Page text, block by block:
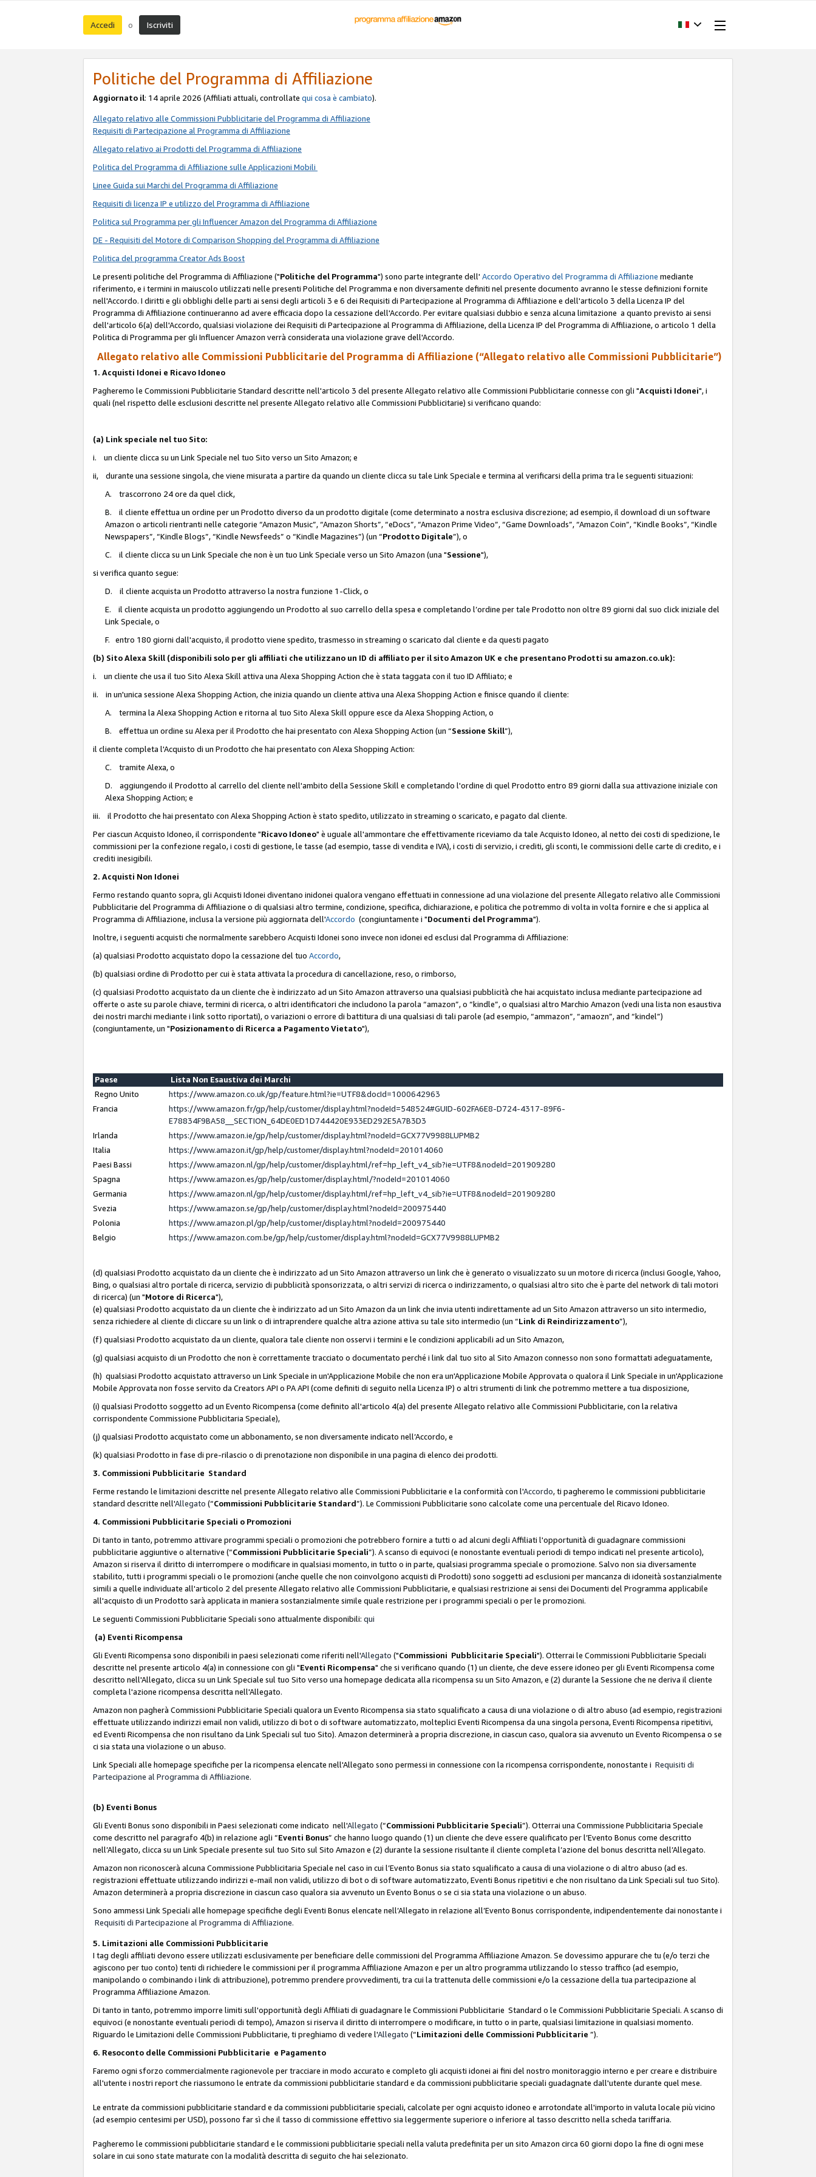
Accedi o Iscriviti
Politiche del Programma di Affiliazione
Aggiornato il: 14 aprile 2026 (Affiliati attuali, controllate qui cosa è cambiato).
Allegato relativo alle Commissioni Pubblicitarie del Programma di Affiliazione
Requisiti di Partecipazione al Programma di Affiliazione
Allegato relativo ai Prodotti del Programma di Affiliazione
Politica del Programma di Affiliazione sulle Applicazioni Mobili
Linee Guida sui Marchi del Programma di Affiliazione
Requisiti di licenza IP e utilizzo del Programma di Affiliazione
Politica sul Programma per gli Influencer Amazon del Programma di Affiliazione
DE - Requisiti del Motore di Comparison Shopping del Programma di Affiliazione
Politica del programma Creator Ads Boost
Le presenti politiche del Programma di Affiliazione ("Politiche del Programma") sono parte integrante dell' Accordo Operativo del Programma di Affiliazione mediante
riferimento, e i termini in maiuscolo utilizzati nelle presenti Politiche del Programma e non diversamente definiti nel presente documento avranno le stesse definizioni fornite
nell'Accordo. I diritti e gli obblighi delle parti ai sensi degli articoli 3 e 6 dei Requisiti di Partecipazione al Programma di Affiliazione e dell'articolo 3 della Licenza IP del
Programma di Affiliazione continueranno ad avere efficacia dopo la cessazione dell'Accordo. Per evitare qualsiasi dubbio e senza alcuna limitazione a quanto previsto ai sensi
dell'articolo 6(a) dell'Accordo, qualsiasi violazione dei Requisiti di Partecipazione al Programma di Affiliazione, della Licenza IP del Programma di Affiliazione, o articolo 1 della
Politica di Programma per gli Influencer Amazon verrà considerata una violazione grave dell'Accordo.
Allegato relativo alle Commissioni Pubblicitarie del Programma di Affiliazione (“Allegato relativo alle Commissioni Pubblicitarie”)
1. Acquisti Idonei e Ricavo Idoneo
Pagheremo le Commissioni Pubblicitarie Standard descritte nell'articolo 3 del presente Allegato relativo alle Commissioni Pubblicitarie connesse con gli "Acquisti Idonei", i
quali (nel rispetto delle esclusioni descritte nel presente Allegato relativo alle Commissioni Pubblicitarie) si verificano quando:
(a) Link speciale nel tuo Sito:
i. un cliente clicca su un Link Speciale nel tuo Sito verso un Sito Amazon; e
ii, durante una sessione singola, che viene misurata a partire da quando un cliente clicca su tale Link Speciale e termina al verificarsi della prima tra le seguenti situazioni:
A. trascorrono 24 ore da quel click,
B. il cliente effettua un ordine per un Prodotto diverso da un prodotto digitale (come determinato a nostra esclusiva discrezione; ad esempio, il download di un software
Amazon o articoli rientranti nelle categorie “Amazon Music”, “Amazon Shorts”, “eDocs”, “Amazon Prime Video”, “Game Downloads”, “Amazon Coin”, “Kindle Books”, “Kindle
Newspapers”, “Kindle Blogs”, “Kindle Newsfeeds” o “Kindle Magazines”) (un “Prodotto Digitale”), o
C. il cliente clicca su un Link Speciale che non è un tuo Link Speciale verso un Sito Amazon (una "Sessione"),
si verifica quanto segue:
D. il cliente acquista un Prodotto attraverso la nostra funzione 1-Click, o
E. il cliente acquista un prodotto aggiungendo un Prodotto al suo carrello della spesa e completando l’ordine per tale Prodotto non oltre 89 giorni dal suo click iniziale del
Link Speciale, o
F. entro 180 giorni dall'acquisto, il prodotto viene spedito, trasmesso in streaming o scaricato dal cliente e da questi pagato
(b) Sito Alexa Skill (disponibili solo per gli affiliati che utilizzano un ID di affiliato per il sito Amazon UK e che presentano Prodotti su amazon.co.uk):
i. un cliente che usa il tuo Sito Alexa Skill attiva una Alexa Shopping Action che è stata taggata con il tuo ID Affiliato; e
ii. in un'unica sessione Alexa Shopping Action, che inizia quando un cliente attiva una Alexa Shopping Action e finisce quando il cliente:
A. termina la Alexa Shopping Action e ritorna al tuo Sito Alexa Skill oppure esce da Alexa Shopping Action, o
B. effettua un ordine su Alexa per il Prodotto che hai presentato con Alexa Shopping Action (un “Sessione Skill”),
il cliente completa l'Acquisto di un Prodotto che hai presentato con Alexa Shopping Action:
C. tramite Alexa, o
D. aggiungendo il Prodotto al carrello del cliente nell'ambito della Sessione Skill e completando l'ordine di quel Prodotto entro 89 giorni dalla sua attivazione iniziale con
Alexa Shopping Action; e
iii. il Prodotto che hai presentato con Alexa Shopping Action è stato spedito, utilizzato in streaming o scaricato, e pagato dal cliente.
Per ciascun Acquisto Idoneo, il corrispondente "Ricavo Idoneo" è uguale all'ammontare che effettivamente riceviamo da tale Acquisto Idoneo, al netto dei costi di spedizione, le
commissioni per la confezione regalo, i costi di gestione, le tasse (ad esempio, tasse di vendita e IVA), i costi di servizio, i crediti, gli sconti, le commissioni delle carte di credito, e i
crediti inesigibili.
2. Acquisti Non Idonei
Fermo restando quanto sopra, gli Acquisti Idonei diventano inidonei qualora vengano effettuati in connessione ad una violazione del presente Allegato relativo alle Commissioni
Pubblicitarie del Programma di Affiliazione o di qualsiasi altro termine, condizione, specifica, dichiarazione, e politica che potremmo di volta in volta fornire e che si applica al
Programma di Affiliazione, inclusa la versione più aggiornata dell'Accordo (congiuntamente i "Documenti del Programma").
Inoltre, i seguenti acquisti che normalmente sarebbero Acquisti Idonei sono invece non idonei ed esclusi dal Programma di Affiliazione:
(a) qualsiasi Prodotto acquistato dopo la cessazione del tuo Accordo,
(b) qualsiasi ordine di Prodotto per cui è stata attivata la procedura di cancellazione, reso, o rimborso,
(c) qualsiasi Prodotto acquistato da un cliente che è indirizzato ad un Sito Amazon attraverso una qualsiasi pubblicità che hai acquistato inclusa mediante partecipazione ad
offerte o aste su parole chiave, termini di ricerca, o altri identificatori che includono la parola “amazon”, o “kindle”, o qualsiasi altro Marchio Amazon (vedi una lista non esaustiva
dei nostri marchi mediante i link sotto riportati), o variazioni o errore di battitura di una qualsiasi di tali parole (ad esempio, “ammazon”, “amaozn”, and “kindel”)
(congiuntamente, un "Posizionamento di Ricerca a Pagamento Vietato"),
Paese
Lista Non Esaustiva dei Marchi
Regno Unito
https://www.amazon.co.uk/gp/feature.html?ie=UTF8&docId=1000642963
Francia
https://www.amazon.fr/gp/help/customer/display.html?nodeId=548524#GUID-602FA6E8-D724-4317-89F6-
E78834F9BA58__SECTION_64DE0ED1D744420E933ED292E5A7B3D3
Irlanda
https://www.amazon.ie/gp/help/customer/display.html?nodeId=GCX77V9988LUPMB2
Italia
https://www.amazon.it/gp/help/customer/display.html?nodeId=201014060
Paesi Bassi
https://www.amazon.nl/gp/help/customer/display.html/ref=hp_left_v4_sib?ie=UTF8&nodeId=201909280
Spagna
https://www.amazon.es/gp/help/customer/display.html/?nodeId=201014060
Germania
https://www.amazon.nl/gp/help/customer/display.html/ref=hp_left_v4_sib?ie=UTF8&nodeId=201909280
Svezia
https://www.amazon.se/gp/help/customer/display.html?nodeId=200975440
Polonia
https://www.amazon.pl/gp/help/customer/display.html?nodeId=200975440
Belgio
https://www.amazon.com.be/gp/help/customer/display.html?nodeId=GCX77V9988LUPMB2
(d) qualsiasi Prodotto acquistato da un cliente che è indirizzato ad un Sito Amazon attraverso un link che è generato o visualizzato su un motore di ricerca (inclusi Google, Yahoo,
Bing, o qualsiasi altro portale di ricerca, servizio di pubblicità sponsorizzata, o altri servizi di ricerca o indirizzamento, o qualsiasi altro sito che è parte del network di tali motori
di ricerca) (un "Motore di Ricerca"),
(e) qualsiasi Prodotto acquistato da un cliente che è indirizzato ad un Sito Amazon da un link che invia utenti indirettamente ad un Sito Amazon attraverso un sito intermedio,
senza richiedere al cliente di cliccare su un link o di intraprendere qualche altra azione attiva su tale sito intermedio (un “Link di Reindirizzamento”),
(f) qualsiasi Prodotto acquistato da un cliente, qualora tale cliente non osservi i termini e le condizioni applicabili ad un Sito Amazon,
(g) qualsiasi acquisto di un Prodotto che non è correttamente tracciato o documentato perché i link dal tuo sito al Sito Amazon connesso non sono formattati adeguatamente,
(h) qualsiasi Prodotto acquistato attraverso un Link Speciale in un'Applicazione Mobile che non era un'Applicazione Mobile Approvata o qualora il Link Speciale in un'Applicazione
Mobile Approvata non fosse servito da Creators API o PA API (come definiti di seguito nella Licenza IP) o altri strumenti di link che potremmo mettere a tua disposizione,
(i) qualsiasi Prodotto soggetto ad un Evento Ricompensa (come definito all'articolo 4(a) del presente Allegato relativo alle Commissioni Pubblicitarie, con la relativa
corrispondente Commissione Pubblicitaria Speciale),
(j) qualsiasi Prodotto acquistato come un abbonamento, se non diversamente indicato nell’Accordo, e
(k) qualsiasi Prodotto in fase di pre-rilascio o di prenotazione non disponibile in una pagina di elenco dei prodotti.
3. Commissioni Pubblicitarie Standard
Ferme restando le limitazioni descritte nel presente Allegato relativo alle Commissioni Pubblicitarie e la conformità con l'Accordo, ti pagheremo le commissioni pubblicitarie
standard descritte nell'Allegato (“Commissioni Pubblicitarie Standard”). Le Commissioni Pubblicitarie sono calcolate come una percentuale del Ricavo Idoneo.
4. Commissioni Pubblicitarie Speciali o Promozioni
Di tanto in tanto, potremmo attivare programmi speciali o promozioni che potrebbero fornire a tutti o ad alcuni degli Affiliati l'opportunità di guadagnare commissioni
pubblicitarie aggiuntive o alternative (“Commissioni Pubblicitarie Speciali”). A scanso di equivoci (e nonostante eventuali periodi di tempo indicati nel presente articolo),
Amazon si riserva il diritto di interrompere o modificare in qualsiasi momento, in tutto o in parte, qualsiasi programma speciale o promozione. Salvo non sia diversamente
stabilito, tutti i programmi speciali o le promozioni (anche quelle che non coinvolgono acquisti di Prodotti) sono soggetti ad esclusioni per mancanza di idoneità sostanzialmente
simili a quelle individuate all'articolo 2 del presente Allegato relativo alle Commissioni Pubblicitarie, e qualsiasi restrizione ai sensi dei Documenti del Programma applicabile
all'acquisto di un Prodotto sarà applicata in maniera sostanzialmente simile quale restrizione per i programmi speciali o per le promozioni.
Le seguenti Commissioni Pubblicitarie Speciali sono attualmente disponibili: qui
(a) Eventi Ricompensa
Gli Eventi Ricompensa sono disponibili in paesi selezionati come riferiti nell'Allegato ("Commissioni Pubblicitarie Speciali"). Otterrai le Commissioni Pubblicitarie Speciali
descritte nel presente articolo 4(a) in connessione con gli "Eventi Ricompensa" che si verificano quando (1) un cliente, che deve essere idoneo per gli Eventi Ricompensa come
descritto nell'Allegato, clicca su un Link Speciale sul tuo Sito verso una homepage dedicata alla ricompensa su un Sito Amazon, e (2) durante la Sessione che ne deriva il cliente
completa l'azione ricompensa descritta nell'Allegato.
Amazon non pagherà Commissioni Pubblicitarie Speciali qualora un Evento Ricompensa sia stato squalificato a causa di una violazione o di altro abuso (ad esempio, registrazioni
effettuate utilizzando indirizzi email non validi, utilizzo di bot o di software automatizzato, molteplici Eventi Ricompensa da una singola persona, Eventi Ricompensa ripetitivi,
ed Eventi Ricompensa che non risultano da Link Speciali sul tuo Sito). Amazon determinerà a propria discrezione, in ciascun caso, qualora sia avvenuto un Evento Ricompensa o se
ci sia stata una violazione o un abuso.
Link Speciali alle homepage specifiche per la ricompensa elencate nell'Allegato sono permessi in connessione con la ricompensa corrispondente, nonostante i Requisiti di
Partecipazione al Programma di Affiliazione.
(b) Eventi Bonus
Gli Eventi Bonus sono disponibili in Paesi selezionati come indicato nell'Allegato (“Commissioni Pubblicitarie Speciali”). Otterrai una Commissione Pubblicitaria Speciale
come descritto nel paragrafo 4(b) in relazione agli “Eventi Bonus” che hanno luogo quando (1) un cliente che deve essere qualificato per l’Evento Bonus come descritto
nell’Allegato, clicca su un Link Speciale presente sul tuo Sito sul Sito Amazon e (2) durante la sessione risultante il cliente completa l’azione del bonus descritta nell’Allegato.
Amazon non riconoscerà alcuna Commissione Pubblicitaria Speciale nel caso in cui l’Evento Bonus sia stato squalificato a causa di una violazione o di altro abuso (ad es.
registrazioni effettuate utilizzando indirizzi e-mail non validi, utilizzo di bot o di software automatizzato, Eventi Bonus ripetitivi e che non risultano da Link Speciali sul tuo Sito).
Amazon determinerà a propria discrezione in ciascun caso qualora sia avvenuto un Evento Bonus o se ci sia stata una violazione o un abuso.
Sono ammessi Link Speciali alle homepage specifiche degli Eventi Bonus elencate nell’Allegato in relazione all’Evento Bonus corrispondente, indipendentemente dai nonostante i
Requisiti di Partecipazione al Programma di Affiliazione.
5. Limitazioni alle Commissioni Pubblicitarie
I tag degli affiliati devono essere utilizzati esclusivamente per beneficiare delle commissioni del Programma Affiliazione Amazon. Se dovessimo appurare che tu (e/o terzi che
agiscono per tuo conto) tenti di richiedere le commissioni per il programma Affiliazione Amazon e per un altro programma utilizzando lo stesso traffico (ad esempio,
manipolando o combinando i link di attribuzione), potremmo prendere provvedimenti, tra cui la trattenuta delle commissioni e/o la cessazione della tua partecipazione al
Programma Affiliazione Amazon.
Di tanto in tanto, potremmo imporre limiti sull'opportunità degli Affiliati di guadagnare le Commissioni Pubblicitarie Standard o le Commissioni Pubblicitarie Speciali. A scanso di
equivoci (e nonostante eventuali periodi di tempo), Amazon si riserva il diritto di interrompere o modificare, in tutto o in parte, qualsiasi limitazione in qualsiasi momento.
Riguardo le Limitazioni delle Commissioni Pubblicitarie, ti preghiamo di vedere l'Allegato (“Limitazioni delle Commissioni Pubblicitarie ”).
6. Resoconto delle Commissioni Pubblicitarie e Pagamento
Faremo ogni sforzo commercialmente ragionevole per tracciare in modo accurato e completo gli acquisti idonei ai fini del nostro monitoraggio interno e per creare e distribuire
all'utente i nostri report che riassumono le entrate da commissioni pubblicitarie standard e da commissioni pubblicitarie speciali guadagnate dall'utente durante quel mese.
Le entrate da commissioni pubblicitarie standard e da commissioni pubblicitarie speciali, calcolate per ogni acquisto idoneo e arrotondate all'importo in valuta locale più vicino
(ad esempio centesimi per USD), possono far sì che il tasso di commissione effettivo sia leggermente superiore o inferiore al tasso descritto nella scheda tariffaria.
Pagheremo le commissioni pubblicitarie standard e le commissioni pubblicitarie speciali nella valuta predefinita per un sito Amazon circa 60 giorni dopo la fine di ogni mese
solare in cui sono state maturate con la modalità descritta di seguito che hai selezionato.